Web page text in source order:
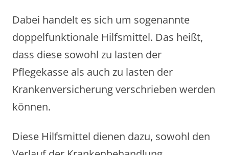
Dabei handelt es sich um sogenannte
doppelfunktionale Hilfsmittel. Das heißt,
dass diese sowohl zu lasten der
Pflegekasse als auch zu lasten der
Krankenversicherung verschrieben werden
können.
Diese Hilfsmittel dienen dazu, sowohl den